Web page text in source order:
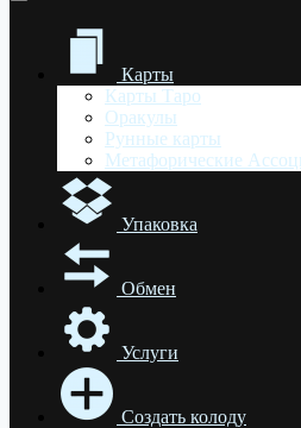
Карты
Карты Таро
Оракулы
Рунные карты
Метафорические
Упаковка
Обмен
Услуги
Создать колоду